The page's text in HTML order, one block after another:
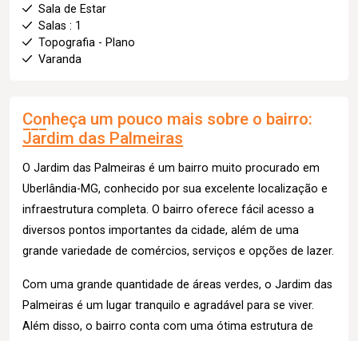
Sala de Estar
Salas : 1
Topografia - Plano
Varanda
Conheça um pouco mais sobre o bairro:
Jardim das Palmeiras
O Jardim das Palmeiras é um bairro muito procurado em
Uberlândia-MG, conhecido por sua excelente localização e
infraestrutura completa. O bairro oferece fácil acesso a
diversos pontos importantes da cidade, além de uma
grande variedade de comércios, serviços e opções de lazer.
Com uma grande quantidade de áreas verdes, o Jardim das
Palmeiras é um lugar tranquilo e agradável para se viver.
Além disso, o bairro conta com uma ótima estrutura de